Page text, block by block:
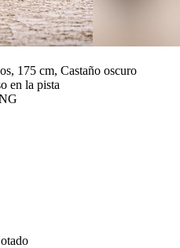
175 cm, Castaño oscuro
en la pista